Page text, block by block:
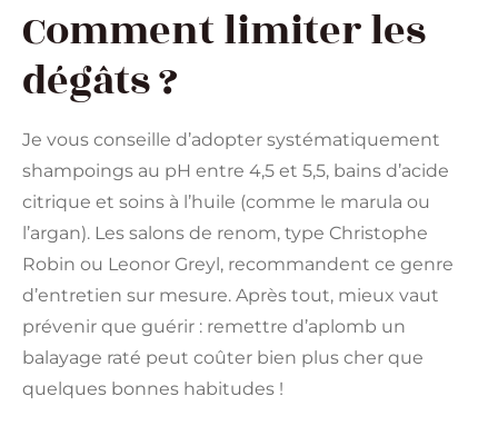
Comment limiter les
dégâts ?
Je vous conseille d’adopter systématiquement
shampoings au pH entre 4,5 et 5,5, bains d’acide
citrique et soins à l’huile (comme le marula ou
l’argan). Les salons de renom, type Christophe
Robin ou Leonor Greyl, recommandent ce genre
d’entretien sur mesure. Après tout, mieux vaut
prévenir que guérir : remettre d’aplomb un
balayage raté peut coûter bien plus cher que
quelques bonnes habitudes !